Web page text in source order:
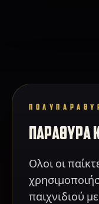
ΠΑΡΑΘΥΡΑ
Ολοι οι
παιχνιδιού